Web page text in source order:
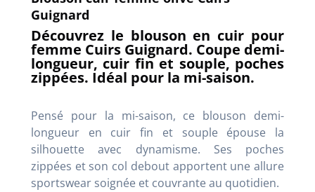
Guignard
Découvrez le blouson en cuir pour
femme Cuirs Guignard. Coupe demi-
longueur, cuir fin et souple, poches
zippées. Idéal pour la mi-saison.
Pensé pour la mi-saison, ce blouson demi-
longueur en cuir fin et souple épouse la
silhouette avec dynamisme. Ses poches
zippées et son col debout apportent une allure
sportswear soignée et couvrante au quotidien.